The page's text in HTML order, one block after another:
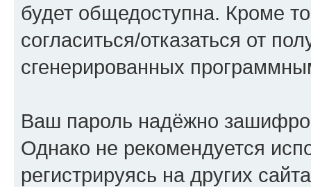
будет общедоступна. Кроме
согласиться/отказаться от
сгенерированных
Ваш пароль надёжно
Однако не рекомендуется
регистрируясь на других